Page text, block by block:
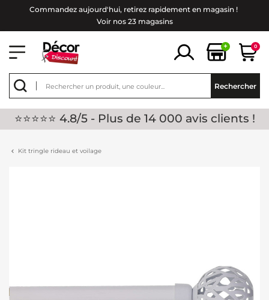
Commandez aujourd'hui, retirez rapidement en magasin !
Voir nos 23 magasins
+ 0
Rechercher
⭐⭐⭐⭐⭐ 4.8/5 - Plus de 14 000 avis clients !
Kit tringle rideau et voilage